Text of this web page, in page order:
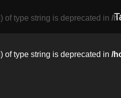
of type string is deprecated in /
of type string is deprecated in /